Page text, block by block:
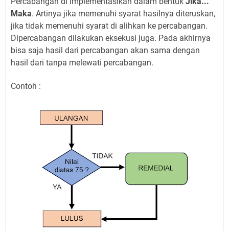
Maka. Artinya jika memenuhi syarat hasilnya diteruskan,
jika tidak memenuhi syarat di alihkan ke percabangan.
Dipercabangan dilakukan eksekusi juga. Pada akhirnya
bisa saja hasil dari percabangan akan sama dengan
hasil dari tanpa melewati percabangan.
Contoh :